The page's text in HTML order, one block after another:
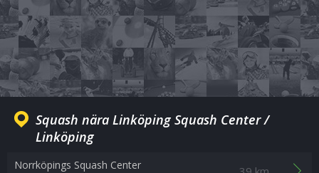
Squash nära Linköping Squash Center /
Linköping
Norrköpings Squash Center